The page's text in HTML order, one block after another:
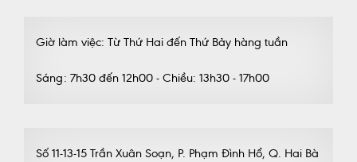
Giờ làm việc: Từ Thứ Hai đến Thứ Bảy hàng tuần
Sáng: 7h30 đến 12h00 - Chiều: 13h30 - 17h00
Số 11-13-15 Trần Xuân Soạn, P. Phạm Đình Hổ, Q. Hai Bà